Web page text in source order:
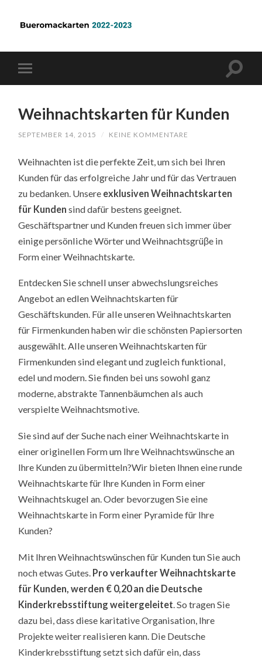
Weihnachtskarten für Kunden
SEPTEMBER 14, 2015 / KEINE KOMMENTARE
Weihnachten ist die perfekte Zeit, um sich bei Ihren
Kunden für das erfolgreiche Jahr und für das Vertrauen
zu bedanken. Unsere exklusiven Weihnachtskarten
für Kunden sind dafür bestens geeignet.
Geschäftspartner und Kunden freuen sich immer über
einige persönliche Wörter und Weihnachtsgrüβe in
Form einer Weihnachtskarte.
Entdecken Sie schnell unser abwechslungsreiches
Angebot an edlen Weihnachtskarten für
Geschäftskunden. Für alle unseren Weihnachtskarten
für Firmenkunden haben wir die schönsten Papiersorten
ausgewählt. Alle unseren Weihnachtskarten für
Firmenkunden sind elegant und zugleich funktional,
edel und modern. Sie finden bei uns sowohl ganz
moderne, abstrakte Tannenbäumchen als auch
verspielte Weihnachtsmotive.
Sie sind auf der Suche nach einer Weihnachtskarte in
einer originellen Form um Ihre Weihnachtswünsche an
Ihre Kunden zu übermitteln?Wir bieten Ihnen eine runde
Weihnachtskarte für Ihre Kunden in Form einer
Weihnachtskugel an. Oder bevorzugen Sie eine
Weihnachtskarte in Form einer Pyramide für Ihre
Kunden?
Mit Ihren Weihnachtswünschen für Kunden tun Sie auch
noch etwas Gutes. Pro verkaufter Weihnachtskarte
für Kunden, werden € 0,20 an die Deutsche
Kinderkrebsstiftung weitergeleitet . So tragen Sie
dazu bei, dass diese karitative Organisation, Ihre
Projekte weiter realisieren kann. Die Deutsche
Kinderkrebsstiftung setzt sich dafür ein, dass